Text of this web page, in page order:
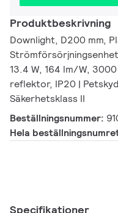
Produktbeskrivning
Downlight, D200 mm,
13.4 W, 164 lm/W,
reflektor, IP20 |
Säkerhetsklass II
Beställningsnummer:
Hela
Specifikationer